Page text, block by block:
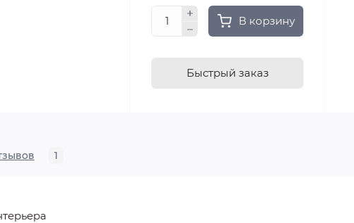
В корзину
Быстрый заказ
1